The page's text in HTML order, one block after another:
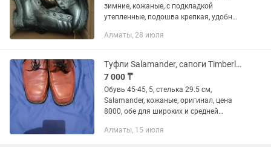
зимние, кожаные, с подкладкой
утепленные, подошва крепкая, удобные
работы, рыбалки/охоты, страйкбола.
Алматы, 28 июля
Туфли Salamander, сапоги Timberland
7 000 ₸
Обувь 45-45, 5, стелька 29.5 см,
Salamander, кожаные, оригинал, цена
8000, обе для широких и средней
весна Timberland, новые, 46 размер,
Алматы, 15 июля